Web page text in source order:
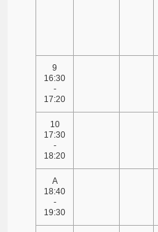
9
16:30
-
17:20
10
17:30
-
18:20
A
18:40
-
19:30